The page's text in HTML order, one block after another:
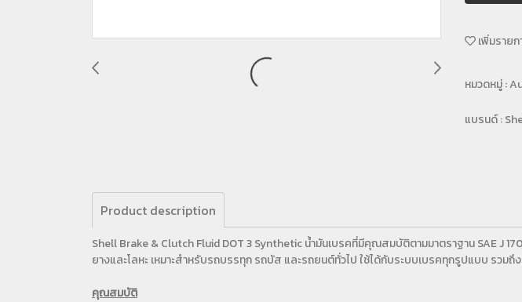
เพิ่มราย
หมวดหมู่ :
แบรนด์ :
Product description
Shell Brake & Clutch Fluid DOT 3 Synthetic น้ำมันเบรคที่มีคุณสมบัติตามมาตราฐาน SAE J
ยางและโลหะ เหมาะสำหรับรถบรรทุก รถบัส และรถยนต์ทั่วไป ใช้ได้กับระบบเบรคทุกรูปแบบ รวมถึ
คุณสมบัติ